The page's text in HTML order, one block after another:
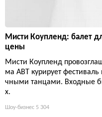
Мисти Коупленд: балет
цены
Мисти Коупленд
ма ABT курирует
чными танцами. Входные
х.
Шоу-бизнес 5 304